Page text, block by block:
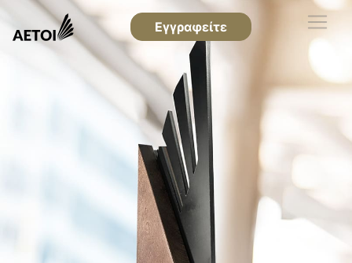
Εγγραφείτε